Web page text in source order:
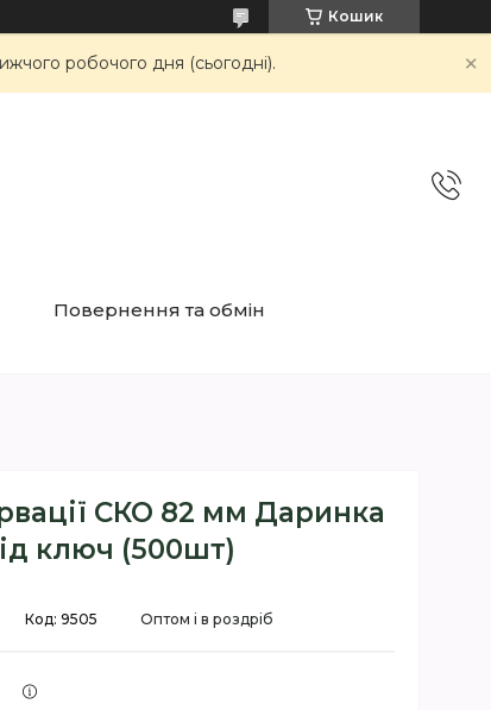
Кошик
робочого дня (сьогодні).
Повернення та обмін
СКО 82 мм Даринка
ключ (500шт)
Оптом і в роздріб
Код: 9505